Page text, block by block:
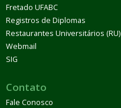
Fretado UFABC
Registros de Diplomas
Restaurantes Universitários (RU)
Webmail
SIG
Contato
Fale Conosco